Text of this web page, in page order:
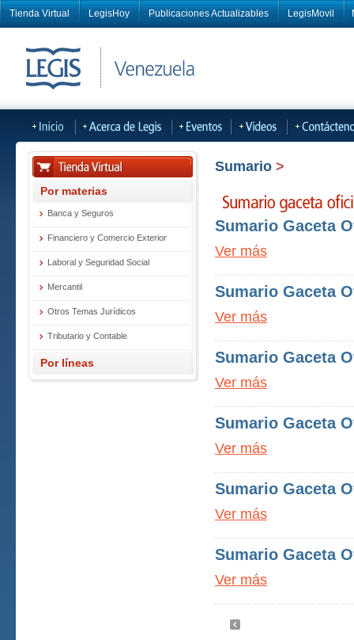
Tienda Virtual LegisHoy Publicaciones Actualizables LegisMovil
Por materias
Banca y Seguros
Financiero y Comercio Exterior
Laboral y Seguridad Social
Mercantil
Otros Temas Jurídicos
Tributario y Contable
Por líneas
Sumario >
Sumario Gaceta
Ver más
Sumario Gaceta
Ver más
Sumario Gaceta
Ver más
Sumario Gaceta
Ver más
Sumario Gaceta
Ver más
Sumario Gaceta
Ver más